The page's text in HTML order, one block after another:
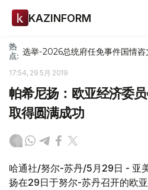
KAZINFORM
热
点: 选举-2026总统府任免事件国情咨
17:54, 29 5月 2019
帕希尼扬：欧亚经济委
取得圆满成功
哈通社/努尔-苏丹/5月29日 - 亚
扬在29日于努尔-苏丹召开的欧